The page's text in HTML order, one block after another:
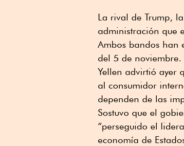
La rival de Trump,
administración que
Ambos bandos han
del 5 de noviembre.
Yellen advirtió ayer
al consumidor
dependen de las
Sostuvo que el
“perseguido el
economía de